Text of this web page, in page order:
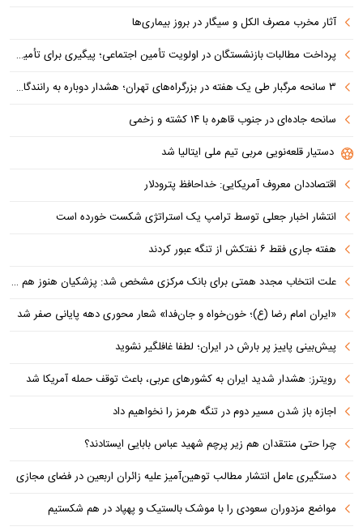
آثار مخرب مصرف الکل و سیگار در بروز بیماری‌ها
پرداخت مطالبات بازنشستگان در اولویت تأمین اجتماعی؛ پیگیری برای تأمین منابع ادامه دارد
۳ سانحه مرگبار طی یک هفته در بزرگراه‌های تهران؛ هشدار دوباره به رانندگان و عابران
سانحه جاده‌ای در جنوب قاهره با ۱۴ کشته و زخمی
دستیار قلعه‌نویی مربی تیم ملی ایتالیا شد
اقتصاددان معروف آمریکایی: خداحافظ پترودلار
انتشار اخبار جعلی توسط ترامپ یک استراتژی شکست خورده است
هفته جاری فقط ۶ نفتکش از تنگه عبور کردند
علت انتخاب مجدد همتی برای بانک مرکزی مشخص شد: پزشکیان هنوز هم متوجه نشده است چرا همتی استیضاح شد!
«ایران امام رضا (ع)؛ خون‌خواه و جان‌فدا» شعار محوری دهه پایانی صفر شد
پیش‌بینی پاییز پر بارش در ایران؛ لطفا غافلگیر نشوید
رویترز: هشدار شدید ایران به کشورهای عربی، باعث توقف حمله آمریکا شد
اجازه باز شدن مسیر دوم در تنگه هرمز را نخواهیم داد
چرا حتی منتقدان هم زیر پرچم شهید عباس بابایی ایستادند؟
دستگیری عامل انتشار مطالب توهین‌آمیز علیه زائران اربعین در فضای مجازی
مواضع مزدوران سعودی را با موشک بالستیک و پهپاد در هم شکستیم